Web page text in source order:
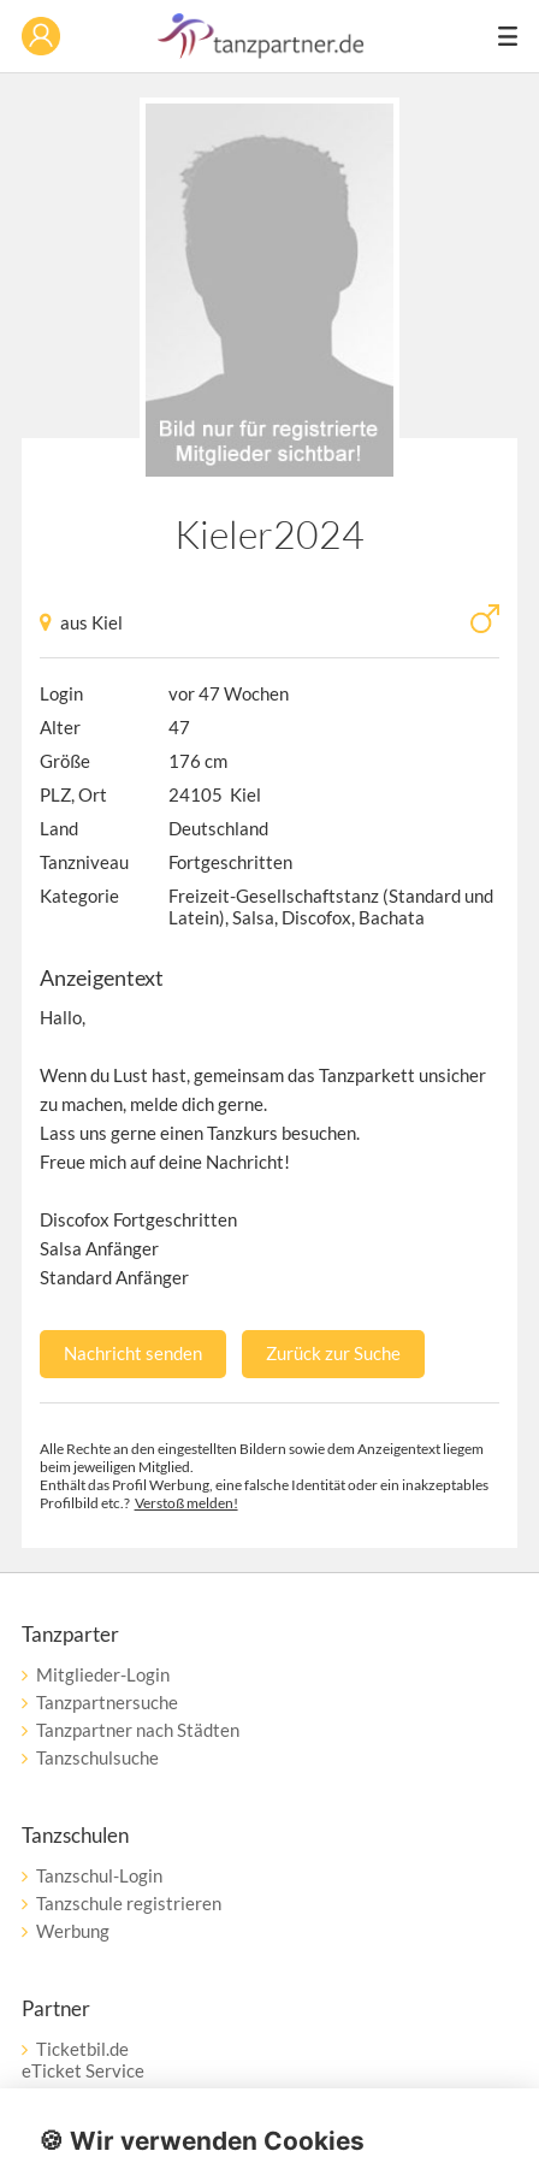
Kieler2024
aus Kiel
Login
vor 47 Wochen
Alter
47
Größe
176 cm
PLZ, Ort
24105 Kiel
Land
Deutschland
Tanzniveau
Fortgeschritten
Kategorie
Freizeit-Gesellschaftstanz (Standard und
Latein), Salsa, Discofox, Bachata
Anzeigentext
Hallo,
Wenn du Lust hast, gemeinsam das Tanzparkett unsicher
zu machen, melde dich gerne.
Lass uns gerne einen Tanzkurs besuchen.
Freue mich auf deine Nachricht!
Discofox Fortgeschritten
Salsa Anfänger
Standard Anfänger
Nachricht senden Zurück zur Suche
Alle Rechte an den eingestellten Bildern sowie dem Anzeigentext liegem
beim jeweiligen Mitglied.
Enthält das Profil Werbung, eine falsche Identität oder ein inakzeptables
Profilbild etc.? Verstoß melden!
Tanzparter
Mitglieder-Login
Tanzpartnersuche
Tanzpartner nach Städten
Tanzschulsuche
Tanzschulen
Tanzschul-Login
Tanzschule registrieren
Werbung
Partner
Ticketbil.de
eTicket Service
Vertrag widerrufen
🍪 Wir verwenden Cookies